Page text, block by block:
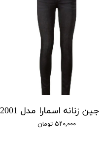
۵۲۰,۰۰۰ تومان